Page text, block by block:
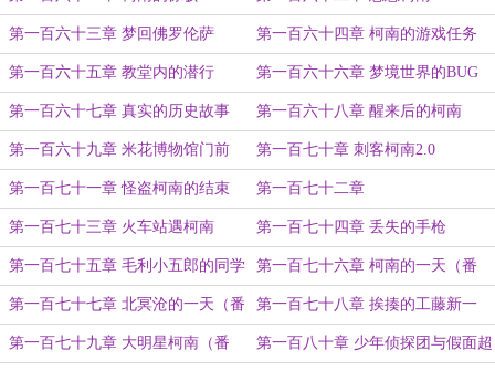
第一百六十三章 梦回佛罗伦萨 第一百六十四章 柯南的游戏任务
第一百六十五章 教堂内的潜行 第一百六十六章 梦境世界的BUG
第一百六十七章 真实的历史故事 第一百六十八章 醒来后的柯南
第一百六十九章 米花博物馆门前 第一百七十章 刺客柯南2.0
第一百七十一章 怪盗柯南的结束 第一百七十二章
第一百七十三章 火车站遇柯南 第一百七十四章 丢失的手枪
第一百七十五章 毛利小五郎的同学
会
第一百七十六章 柯南的一天（番
外）
第一百七十七章 北冥沧的一天（番
外）
第一百七十八章 挨揍的工藤新一
（番外）
第一百七十九章 大明星柯南（番 第一百八十章 少年侦探团与假面超